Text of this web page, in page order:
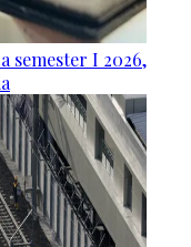
semester I 2026,